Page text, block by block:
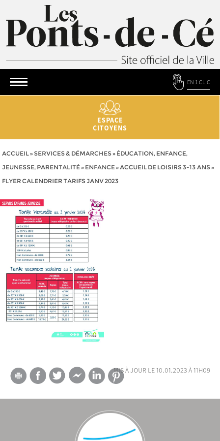
EN 1 CLIC
ESPACE
CITOYENS
ACCUEIL» SERVICES & DÉMARCHES» ÉDUCATION, ENFANCE,
JEUNESSE, PARENTALITÉ» ENFANCE»ACCUEIL DE LOISIRS 3-13 ANS»
FLYER CALENDRIER TARIFS JANV 2023
mis à jour le 10.01.2023 à 11h09